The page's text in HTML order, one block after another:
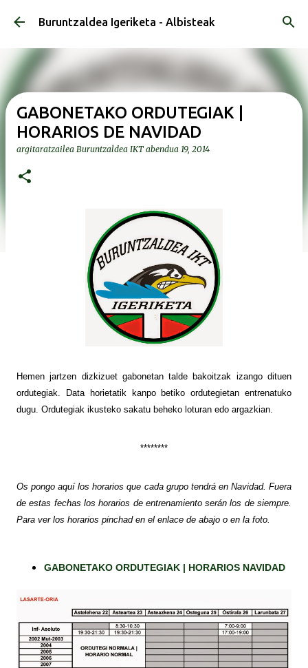
Saltatu eta joan eduki nagusira
Buruntzaldea Igeriketa - Albisteak
GABONETAKO ORDUTEGIAK |
HORARIOS DE NAVIDAD
argitaratzailea Buruntzaldea IKT abendua 19, 2014
Hemen jartzen dizkizuet gabonetan talde bakoitzak izango dituen
ordutegiak. Data horietatik kanpo betiko ordutegietan entrenatuko
dugu. Ordutegiak ikusteko sakatu beheko loturan edo argazkian.
********
Os pongo aquí los horarios que cada grupo tendrá en Navidad. Fuera
de estas fechas los horarios de entrenamiento serán los de siempre.
Para ver los horarios pinchad en el enlace de abajo o en la foto.
GABONETAKO ORDUTEGIAK | HORARIOS NAVIDAD